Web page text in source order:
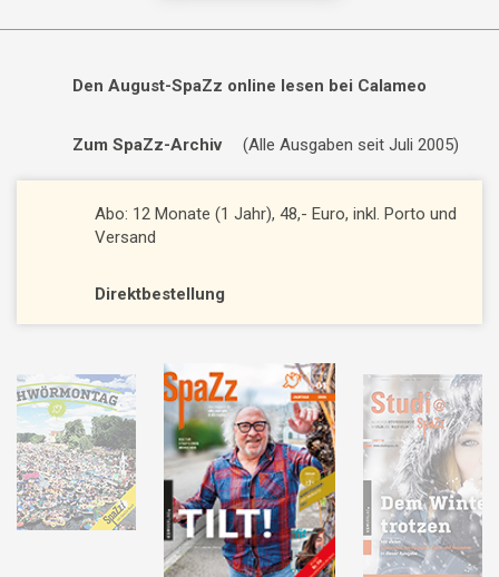
Den August-SpaZz online lesen bei Calameo
Zum SpaZz-Archiv (Alle Ausgaben seit Juli 2005)
Abo: 12 Monate (1 Jahr), 48,- Euro, inkl. Porto und
Versand
Direktbestellung